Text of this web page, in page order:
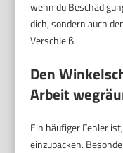
wenn du
dich, sondern auch
Verschleiß.
Den
Arbeit
Ein häufiger Fehler
einzupacken.